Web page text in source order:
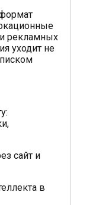
рекламных
уходит не
сайт и
в